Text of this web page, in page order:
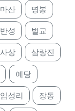
마산 명봉
반성 벌교
사상 삼랑진
예당
임성리 장동